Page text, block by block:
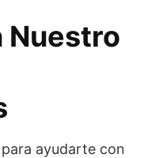
Nuestro
ayudarte con